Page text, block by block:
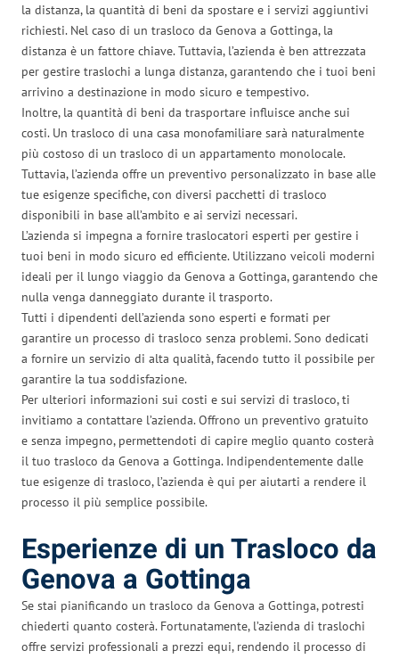
la distanza, la quantità di beni da spostare e i servizi aggiuntivi
richiesti. Nel caso di un trasloco da Genova a Gottinga, la
distanza è un fattore chiave. Tuttavia, l’azienda è ben attrezzata
per gestire traslochi a lunga distanza, garantendo che i tuoi beni
arrivino a destinazione in modo sicuro e tempestivo.
Inoltre, la quantità di beni da trasportare influisce anche sui
costi. Un trasloco di una casa monofamiliare sarà naturalmente
più costoso di un trasloco di un appartamento monolocale.
Tuttavia, l’azienda offre un preventivo personalizzato in base alle
tue esigenze specifiche, con diversi pacchetti di trasloco
disponibili in base all’ambito e ai servizi necessari.
L’azienda si impegna a fornire traslocatori esperti per gestire i
tuoi beni in modo sicuro ed efficiente. Utilizzano veicoli moderni
ideali per il lungo viaggio da Genova a Gottinga, garantendo che
nulla venga danneggiato durante il trasporto.
Tutti i dipendenti dell’azienda sono esperti e formati per
garantire un processo di trasloco senza problemi. Sono dedicati
a fornire un servizio di alta qualità, facendo tutto il possibile per
garantire la tua soddisfazione.
Per ulteriori informazioni sui costi e sui servizi di trasloco, ti
invitiamo a contattare l’azienda. Offrono un preventivo gratuito
e senza impegno, permettendoti di capire meglio quanto costerà
il tuo trasloco da Genova a Gottinga. Indipendentemente dalle
tue esigenze di trasloco, l’azienda è qui per aiutarti a rendere il
processo il più semplice possibile.
Esperienze di un Trasloco da
Genova a Gottinga
Se stai pianificando un trasloco da Genova a Gottinga, potresti
chiederti quanto costerà. Fortunatamente, l’azienda di traslochi
offre servizi professionali a prezzi equi, rendendo il processo di